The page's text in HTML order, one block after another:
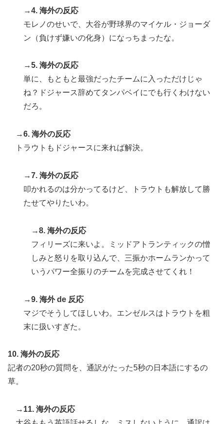
▶ イチローさん「僕は本を読まない。好きなアニメはドラ
ゴンボール」【海外の反応】
▶ ぺこぱ松蔭寺「みんな右とか左とか拘りすぎ。思想関係
韓国人「日本メディアが2002年ワールドカップ韓国準
決勝も調査すべきと主張！」→「英国メディアも一斉に
指摘‥」
▶ 【衝撃】韓国人「エボシ御前の声の人、若い頃がこれか
▶ 海外「日本人はなんて気高いんだ！」 英高級紙も驚愕
した極限の中の日本人の姿に世界が衝撃
に偉人っている？」
【MLB】化け物みたいな球を投げるクローザーを先発に
転向させないのはなんで？ → 「100mとマラソンの違
な」
→4. 海外の反応
モレノのせいで、大谷が野球界のマイケル・ジョーダ
ン（負けず嫌いの化身）になっちまったな。
→5. 海外の反応
単に、もともと最強だったチームに入っただけじゃ
ね？ドジャース辞めてタンパベイにでも行くわけない
だろ。
→6. 海外の反応
トラウトもドジャースに来れば解決。
→7. 海外の反応
叩かれるのは分かってるけど、トラウトも解放して勝
たせてやりたいわ。
→8. 海外の反応
フィリーズに来いよ。ミッドアトランティックの憎
しみと怒りを取り込んで、三振かホームランかって
いうパワー全振りのチームを完成させてくれ！
→9. 海外 de 反応
マジでそうしてほしいわ。エンゼルスはトラウトを粗
末に扱いすぎた。
10. 海外の反応
記者の20秒の質問を、通訳がたった5秒の日本語にするの
草。
→11. 海外の反応